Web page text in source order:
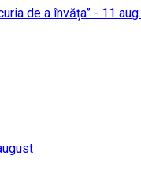
de a învăța” - 11 aug.